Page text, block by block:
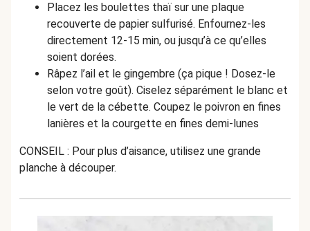
Placez les boulettes thaï sur une plaque
recouverte de papier sulfurisé. Enfournez-les
directement 12-15 min, ou jusqu’à ce qu’elles
soient dorées.
Râpez l’ail et le gingembre (ça pique ! Dosez-le
selon votre goût). Ciselez séparément le blanc et
le vert de la cébette. Coupez le poivron en fines
lanières et la courgette en fines demi-lunes
CONSEIL : Pour plus d’aisance, utilisez une grande
planche à découper.